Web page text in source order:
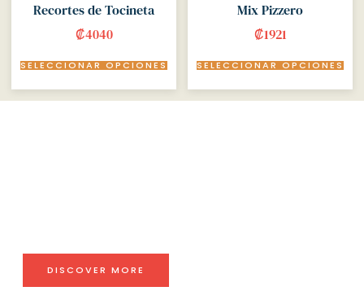
Recortes de Tocineta
₡4040
SELECCIONAR OPCIONES
Mix Pizzero
₡1921
SELECCIONAR OPCIONES
DISCOVER MORE